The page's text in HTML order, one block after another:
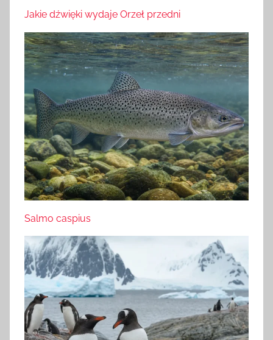
Jakie dźwięki wydaje Orzeł przedni
Salmo caspius